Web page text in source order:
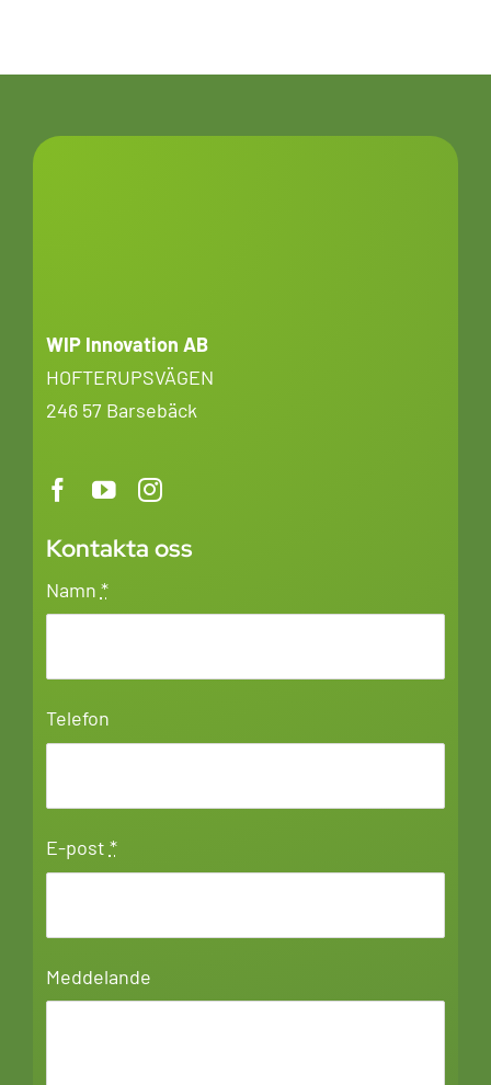
WIP Innovation AB
HOFTERUPSVÄGEN
246 57 Barsebäck
Kontakta oss
Namn *
Telefon
E-post *
Meddelande